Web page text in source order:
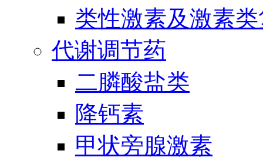
类性激素及激素
代谢调节药
二膦酸盐类
降钙素
甲状旁腺激素